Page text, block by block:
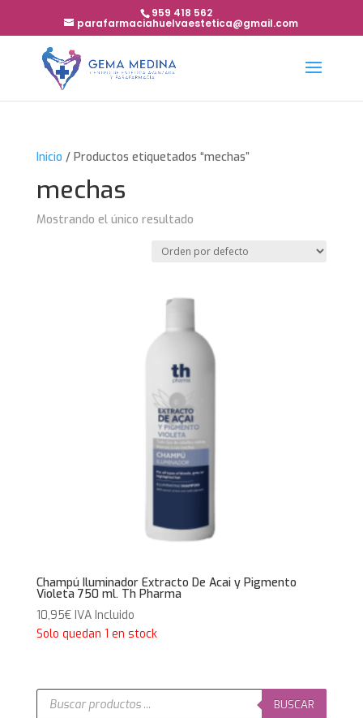
959 418 562
parafarmaciahuelvaestetica@gmail.com
Inicio / Productos etiquetados “mechas”
mechas
Mostrando el único resultado
Champú Iluminador Extracto De Acai y Pigmento
Violeta 750 ml. Th Pharma
10,95€ IVA Incluido
Solo quedan 1 en stock
Búsqueda
BUSCAR